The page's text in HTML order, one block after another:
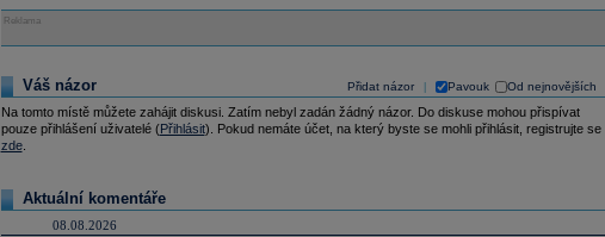
Reklama
Přidat názor Pavouk Od nejnovějších
Váš názor
Na tomto místě můžete zahájit diskusi. Zatím nebyl zadán žádný názor. Do diskuse mohou přispívat
pouze přihlášení uživatelé (Přihlásit). Pokud nemáte účet, na který byste se mohli přihlásit, registrujte se
zde.
Aktuální komentáře
08.08.2026